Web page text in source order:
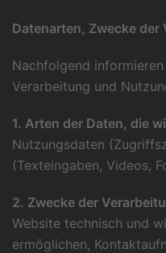
Datenarten, Zwecke
Nachfolgend
Verarbeitung und
1. Arten der Daten, die
Nutzungsdaten
(Texteingaben, Videos,
2. Zwecke der
Website technisch und
ermöglichen,